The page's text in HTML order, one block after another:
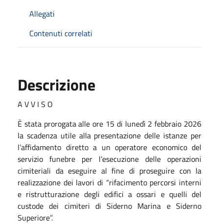
Allegati
Contenuti correlati
Descrizione
A V V I S O
È stata prorogata alle ore 15 di lunedì 2 febbraio 2026
la scadenza utile alla presentazione delle istanze per
l’affidamento diretto a un operatore economico del
servizio funebre per l’esecuzione delle operazioni
cimiteriali da eseguire al fine di proseguire con la
realizzazione dei lavori di “rifacimento percorsi interni
e ristrutturazione degli edifici a ossari e quelli del
custode dei cimiteri di Siderno Marina e Siderno
Superiore”.